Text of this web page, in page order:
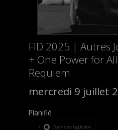
FID 2025 | Autres
+ One Power for
Requiem
mercredi 9 juillet
Planifié
Ouvrir dans l’application